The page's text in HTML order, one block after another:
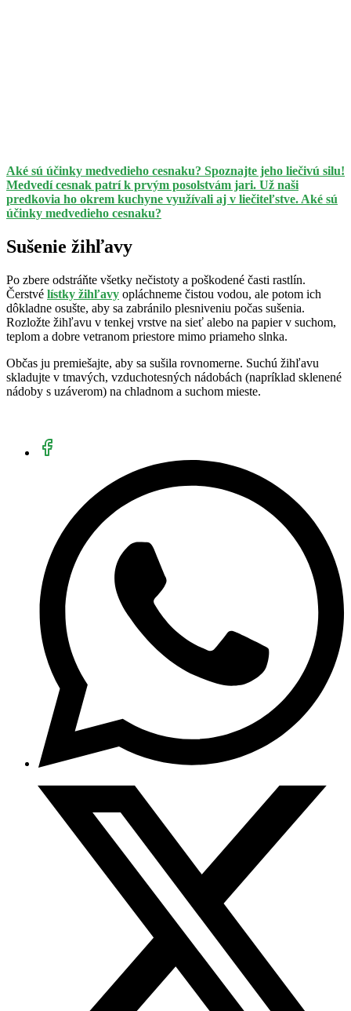
Aké sú účinky medvedieho cesnaku? Spoznajte jeho liečivú silu!
Medvedí cesnak patrí k prvým posolstvám jari. Už naši
predkovia ho okrem kuchyne využívali aj v liečiteľstve. Aké sú
účinky medvedieho cesnaku?
Sušenie žihľavy
Po zbere odstráňte všetky nečistoty a poškodené časti rastlín.
Čerstvé lístky žihľavy opláchneme čistou vodou, ale potom ich
dôkladne osušte, aby sa zabránilo plesniveniu počas sušenia.
Rozložte žihľavu v tenkej vrstve na sieť alebo na papier v suchom,
teplom a dobre vetranom priestore mimo priameho slnka.
Občas ju premiešajte, aby sa sušila rovnomerne. Suchú žihľavu
skladujte v tmavých, vzduchotesných nádobách (napríklad sklenené
nádoby s uzáverom) na chladnom a suchom mieste.